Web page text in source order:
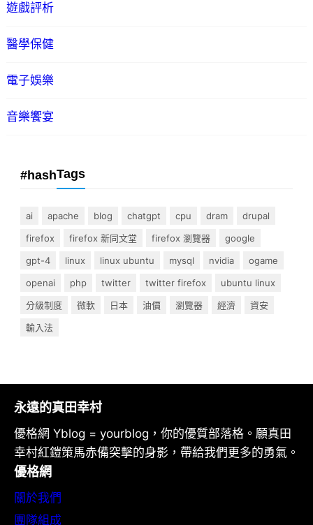
遊戲評析
醫學保健
電子娛樂
音樂饗宴
#hashTags
ai apache blog chatgpt cpu dram
drupal
firefox
firefox 新同文堂 firefox 瀏覽器
google
gpt-4
linux linux ubuntu mysql nvidia
ogame
openai
php twitter twitter firefox
ubuntu linux
分級制度
微軟 日本 油價 瀏覽器 經濟
資安
輸入法
永遠的真田幸村
優格網 Yblog = yourblog，你的優質部落格。願真田
幸村紅鎧策馬赤備突擊的身影，帶給我們更多的勇氣。
優格網
關於我們
團隊組成